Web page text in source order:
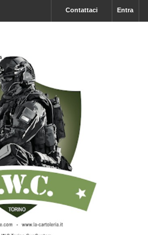
Entra
Contattaci